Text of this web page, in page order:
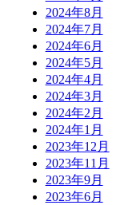
2024年8月
2024年7月
2024年6月
2024年5月
2024年4月
2024年3月
2024年2月
2024年1月
2023年12月
2023年11月
2023年9月
2023年6月